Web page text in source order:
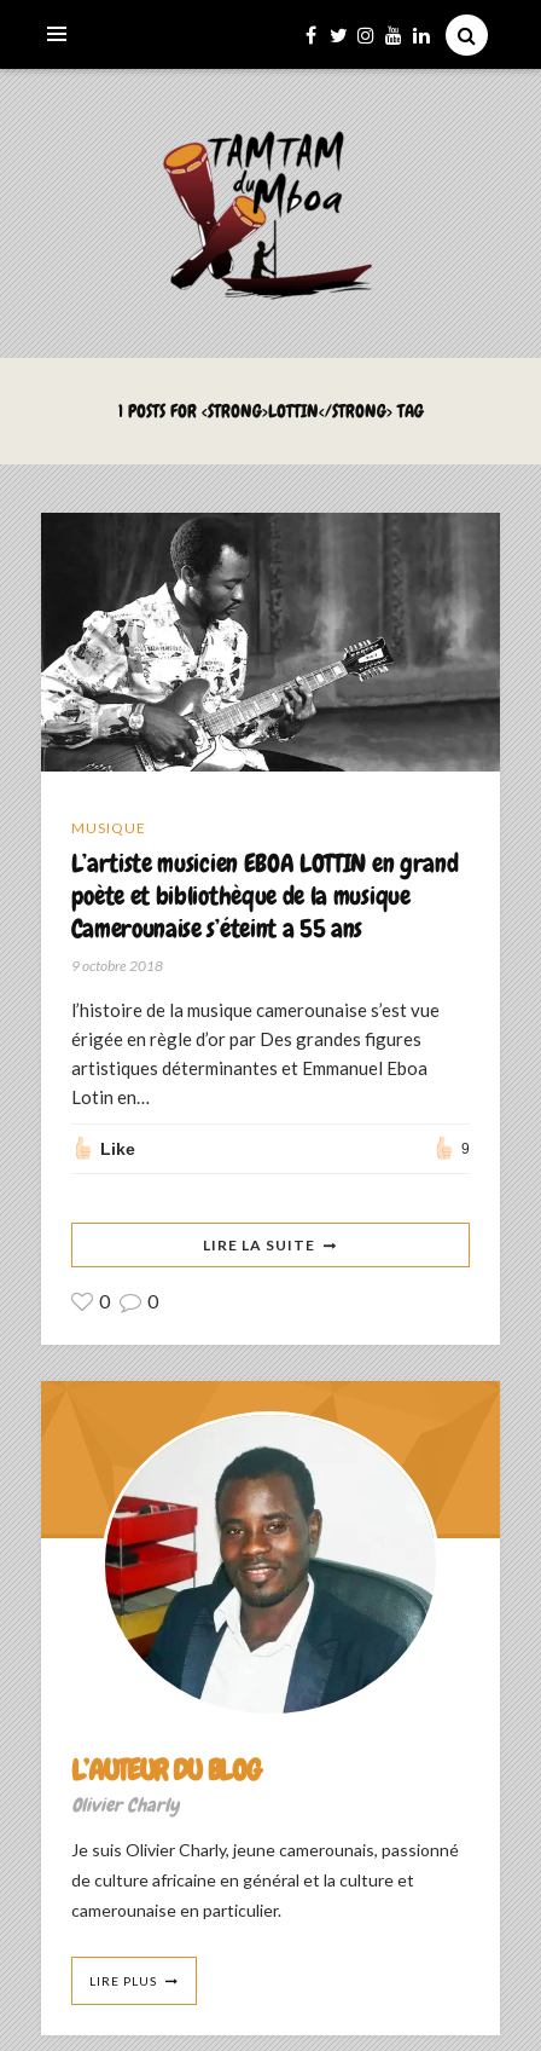
LE TAMTAM DU MBOA
La Culture du Mboa Dévoilée !
1 POSTS FOR <STRONG>LOTTIN</STRONG> TAG
MUSIQUE
L’artiste musicien EBOA LOTTIN en grand
poète et bibliothèque de la musique
Camerounaise s’éteint a 55 ans
9 octobre 2018
l’histoire de la musique camerounaise s’est vue
érigée en règle d’or par Des grandes figures
artistiques déterminantes et Emmanuel Eboa
Lotin en…
Like 9
LIRE LA SUITE
0 0
L’AUTEUR DU BLOG
Olivier Charly
Je suis Olivier Charly, jeune camerounais, passionné
de culture africaine en général et la culture et
camerounaise en particulier.
LIRE PLUS